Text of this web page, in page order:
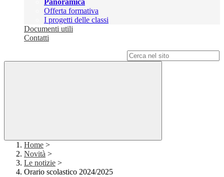
Panoramica
Offerta formativa
I progetti delle classi
Documenti utili
Contatti
Home >
Novità >
Le notizie >
Orario scolastico 2024/2025